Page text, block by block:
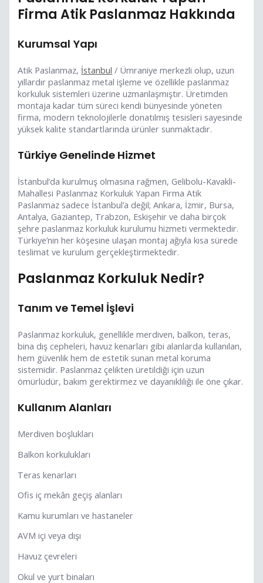
Firma Atik Paslanmaz Hakkında
Kurumsal Yapı
Atik Paslanmaz, İstanbul / Ümraniye merkezli olup, uzun
yıllardır paslanmaz metal işleme ve özellikle paslanmaz
korkuluk sistemleri üzerine uzmanlaşmıştır. Üretimden
montaja kadar tüm süreci kendi bünyesinde yöneten
firma, modern teknolojilerle donatılmış tesisleri sayesinde
yüksek kalite standartlarında ürünler sunmaktadır.
Türkiye Genelinde Hizmet
İstanbul’da kurulmuş olmasına rağmen, Gelibolu-Kavakli-
Mahallesi Paslanmaz Korkuluk Yapan Firma Atik
Paslanmaz sadece İstanbul’a değil; Ankara, İzmir, Bursa,
Antalya, Gaziantep, Trabzon, Eskişehir ve daha birçok
şehre paslanmaz korkuluk kurulumu hizmeti vermektedir.
Türkiye’nin her köşesine ulaşan montaj ağıyla kısa sürede
teslimat ve kurulum gerçekleştirmektedir.
Paslanmaz Korkuluk Nedir?
Tanım ve Temel İşlevi
Paslanmaz korkuluk, genellikle merdiven, balkon, teras,
bina dış cepheleri, havuz kenarları gibi alanlarda kullanılan,
hem güvenlik hem de estetik sunan metal koruma
sistemidir. Paslanmaz çelikten üretildiği için uzun
ömürlüdür, bakım gerektirmez ve dayanıklılığı ile öne çıkar.
Kullanım Alanları
Merdiven boşlukları
Balkon korkulukları
Teras kenarları
Ofis iç mekân geçiş alanları
Kamu kurumları ve hastaneler
AVM içi veya dışı
Havuz çevreleri
Okul ve yurt binaları